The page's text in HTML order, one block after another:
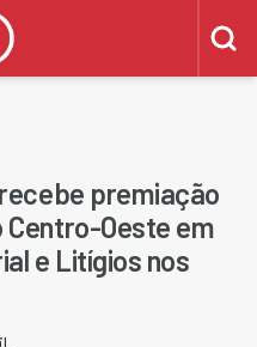
premiação
Centro-Oeste em
e Litígios nos